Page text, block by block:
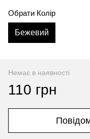
Обрати Колір
Бежевий
Немає в наявності
110 грн